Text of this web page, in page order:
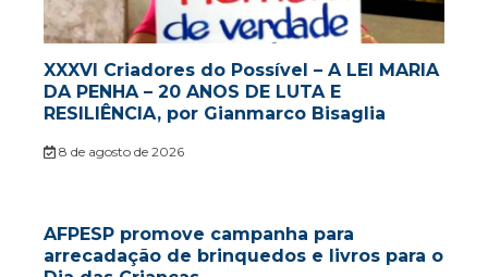
XXXVI Criadores do Possível – A LEI MARIA
DA PENHA – 20 ANOS DE LUTA E
RESILIÊNCIA, por Gianmarco Bisaglia
8 de agosto de 2026
AFPESP promove campanha para
arrecadação de brinquedos e livros para o